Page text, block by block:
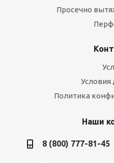
Просечно
Условия
Политика
Наши
8 (800) 777-81-45